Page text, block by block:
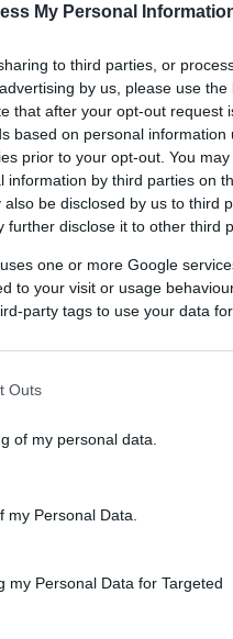
My Personal
to third parties, or
by us, please use
that after your opt-out request
based on personal information
prior to your opt-out. You
by third parties on
be disclosed by us to third
further disclose it to other third
one or more Google
to your visit or usage
party tags to use your data
Outs
of my personal data.
Personal Data.
my Personal Data for Targeted
βρέθηκαν
θύματος. Η υπόθεση
για άσχετη υπόθεση,
συσκευής.
αστυνομικές
σε κατοικία, ενώ
βίας, εξυβρίσεις
η 42χρονη φέρεται
επιτεθεί στο θύμα,
τα γεγονότα.
στον ίδιο
πλαίσιο
εντόπισαν